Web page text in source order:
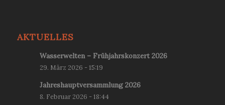
AKTUELLES
Wasserwelten – Frühjahrskonzert 2026
29. März 2026 - 15:19
Jahreshauptversammlung 2026
8. Februar 2026 - 18:44